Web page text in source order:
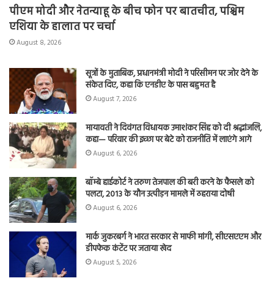
पीएम मोदी और नेतन्याहू के बीच फोन पर बातचीत, पश्चिम
एशिया के हालात पर चर्चा
August 8, 2026
सूत्रों के मुताबिक, प्रधानमंत्री मोदी ने परिसीमन पर जोर देने के
संकेत दिए, कहा कि एनडीए के पास बहुमत है
August 7, 2026
मायावती ने दिवंगत विधायक उमाशंकर सिंह को दी श्रद्धांजलि,
कहा— परिवार की इच्छा पर बेटे को राजनीति में लाएंगे आगे
August 6, 2026
बॉम्बे हाईकोर्ट ने तरुण तेजपाल की बरी करने के फैसले को
पलटा, 2013 के यौन उत्पीड़न मामले में ठहराया दोषी
August 6, 2026
मार्क जुकरबर्ग ने भारत सरकार से माफी मांगी, सीएसएएम और
डीपफेक कंटेंट पर जताया खेद
August 5, 2026